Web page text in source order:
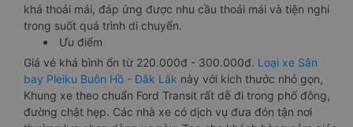
khá thoải mái, đáp ứng được nhu cầu thoải mái và tiện nghi
trong suốt quá trình di chuyển.
Ưu điểm
Giá vé khá bình ổn từ 220.000đ - 300.000đ. Loại xe Sân
bay Pleiku Buôn Hồ - Đắk Lắk này với kích thước nhỏ gọn,
Khung xe theo chuẩn Ford Transit rất dễ đi trong phố đông,
đường chật hẹp. Các nhà xe có dịch vụ đưa đón tận nơi